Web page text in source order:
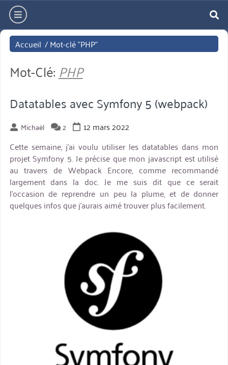
Aller
directement
au
contenu
hamburger
Accueil /Mot-clé "PHP"
Mot-Clé: PHP
Datatables avec Symfony 5 (webpack)
Michaël 2
12 mars 2022
Cette semaine, j’ai voulu utiliser les datatables dans mon
projet Symfony 5. Je précise que mon javascript est utilisé
au travers de Webpack Encore, comme recommandé
largement dans la doc. Je me suis dit que ce serait
l’occasion de reprendre un peu la plume, et de donner
quelques infos que j’aurais aimé trouver plus facilement.